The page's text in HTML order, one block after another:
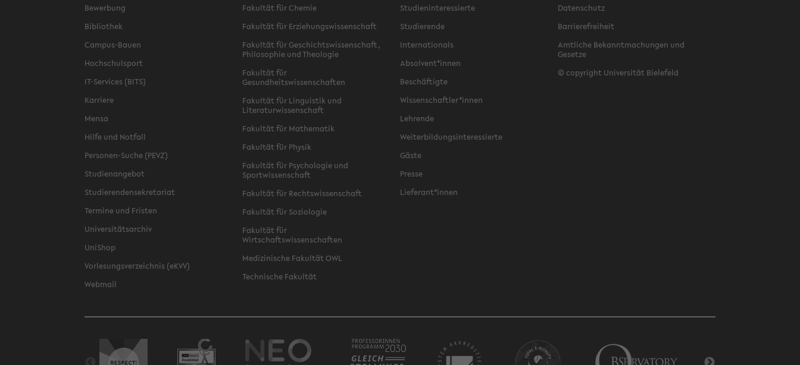
Bewerbung
Bibliothek
Campus-Bauen
Hochschulsport
IT-Services (BITS)
Karriere
Mensa
Hilfe und Notfall
Personen-Suche (PEVZ)
Studienangebot
Studierendensekretariat
Termine und Fristen
Universitätsarchiv
UniShop
Vorlesungsverzeichnis (eKVV)
Webmail
Fakultät für Chemie
Fakultät für Erziehungswissenschaft
Fakultät für Geschichtswissenschaft,
Philosophie und Theologie
Fakultät für
Gesundheitswissenschaften
Fakultät für Linguistik und
Literaturwissenschaft
Fakultät für Mathematik
Fakultät für Physik
Fakultät für Psychologie und
Sportwissenschaft
Fakultät für Rechtswissenschaft
Fakultät für Soziologie
Fakultät für
Wirtschaftswissenschaften
Medizinische Fakultät OWL
Technische Fakultät
Studieninteressierte
Studierende
Internationals
Absolvent*innen
Beschäftigte
Wissenschaftler*innen
Lehrende
Weiterbildungsinteressierte
Gäste
Presse
Lieferant*innen
Datenschutz
Barrierefreiheit
Amtliche Bekanntmachungen und
Gesetze
© copyright Universität Bielefeld